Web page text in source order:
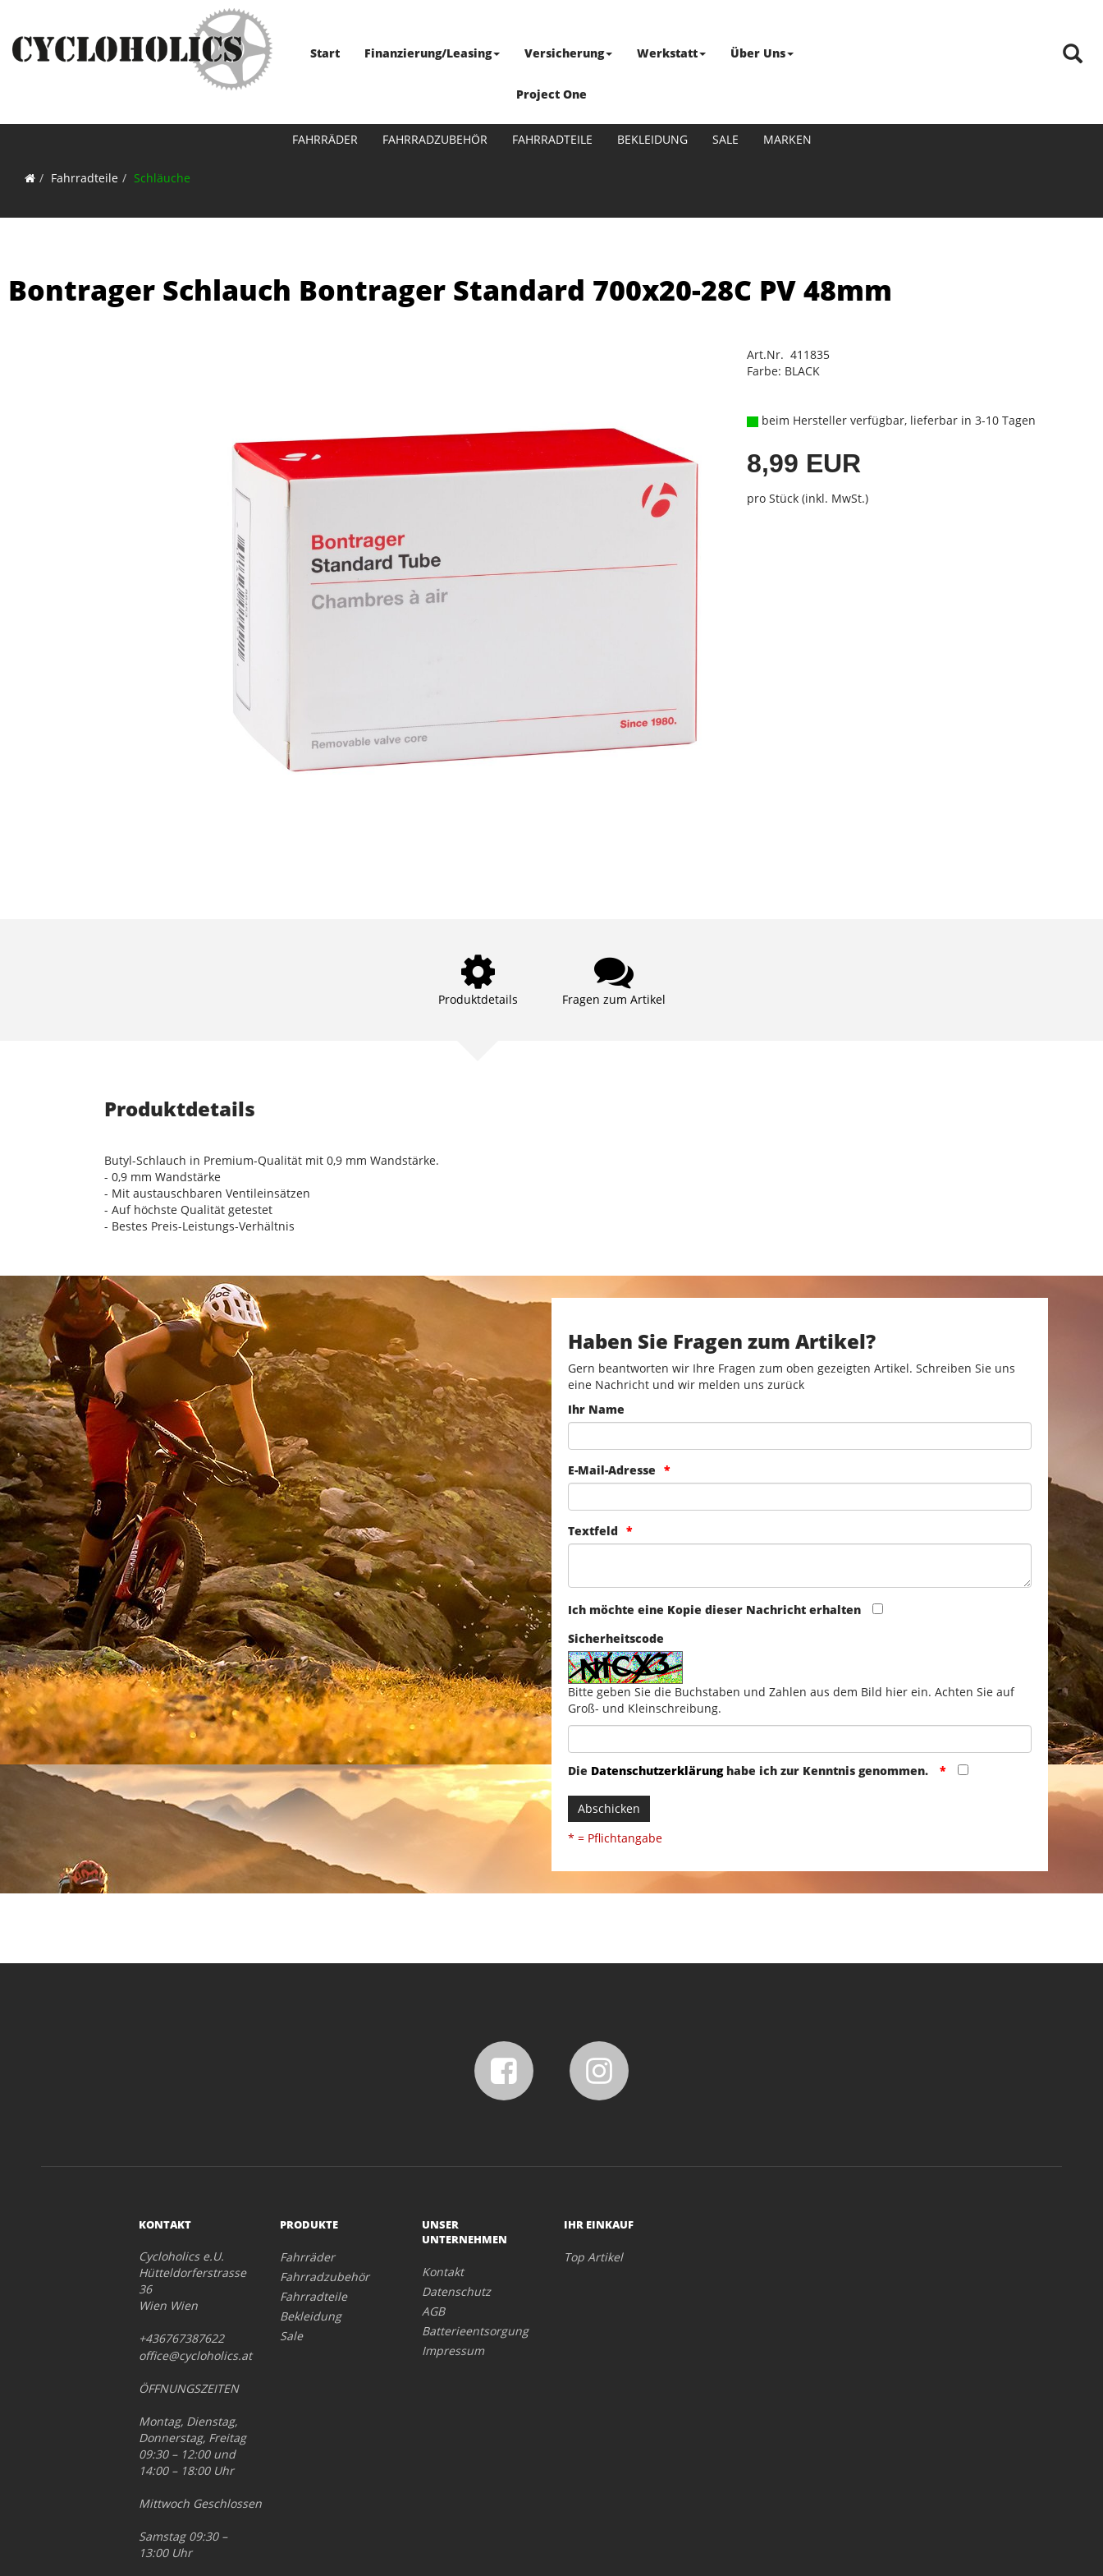
Start Finanzierung/Leasing Versicherung Werkstatt Über Uns
Project One
FAHRRÄDER FAHRRADZUBEHÖR FAHRRADTEILE BEKLEIDUNG SALE MARKEN
Fahrradteile Schläuche
Bontrager Schlauch Bontrager Standard 700x20-28C PV 48mm
Art.Nr. 411835
Farbe: BLACK
beim Hersteller verfügbar, lieferbar in 3-10 Tagen
8,99 EUR
pro Stück (inkl. MwSt.)
Produktdetails Fragen zum Artikel
Produktdetails
Butyl-Schlauch in Premium-Qualität mit 0,9 mm Wandstärke.
- 0,9 mm Wandstärke
- Mit austauschbaren Ventileinsätzen
- Auf höchste Qualität getestet
- Bestes Preis-Leistungs-Verhältnis
Haben Sie Fragen zum Artikel?
Gern beantworten wir Ihre Fragen zum oben gezeigten Artikel. Schreiben Sie uns
eine Nachricht und wir melden uns zurück
Ihr Name
E-Mail-Adresse
Textfeld
Ich möchte eine Kopie dieser Nachricht erhalten
Sicherheitscode
Bitte geben Sie die Buchstaben und Zahlen aus dem Bild hier ein. Achten Sie auf
Groß- und Kleinschreibung.
Die Datenschutzerklärunghabe ich zur Kenntnis genommen.
Abschicken
* = Pflichtangabe
KONTAKT
Cycloholics e.U.
Hütteldorferstrasse
36
Wien Wien
+436767387622
office@cycloholics.at
ÖFFNUNGSZEITEN
Montag, Dienstag,
Donnerstag, Freitag
09:30 – 12:00 und
14:00 – 18:00 Uhr
Mittwoch Geschlossen
Samstag 09:30 –
13:00 Uhr
PRODUKTE
Fahrräder
Fahrradzubehör
Fahrradteile
Bekleidung
Sale
UNSER
UNTERNEHMEN
Kontakt
Datenschutz
AGB
Batterieentsorgung
Impressum
IHR EINKAUF
Top Artikel